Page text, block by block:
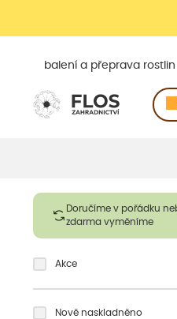
balení a přeprava rostlin
Doručíme v pořádku
zdarma vyměníme
Akce
Nově naskladněno